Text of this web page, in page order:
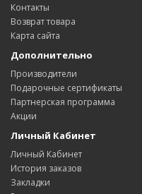
Контакты
Возврат товара
Карта сайта
Дополнительно
Производители
Подарочные сертификаты
Партнерская программа
Акции
Личный Кабинет
Личный Кабинет
История заказов
Закладки